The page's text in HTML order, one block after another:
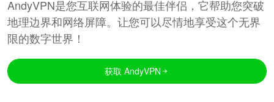
AndyVPN是您互联网体验的最佳伴侣，它帮助您突破
地理边界和网络屏障。让您可以尽情地享受这个无界
限的数字世界！
获取 AndyVPN